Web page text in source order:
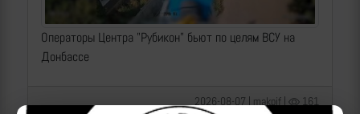
Операторы Центра "Рубикон" бьют по целям ВСУ на
Донбассе
2026-08-07 | makpif | 161